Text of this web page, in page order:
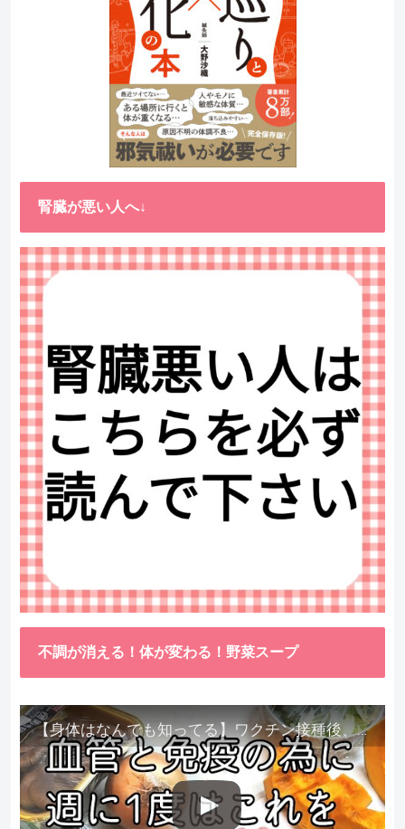
腎臓が悪い人へ↓
不調が消える！体が変わる！野菜スープ
【身体はなんでも知ってる】ワクチン接種後、異常に食べたくなった野菜が細胞回復に貢献してくれました。